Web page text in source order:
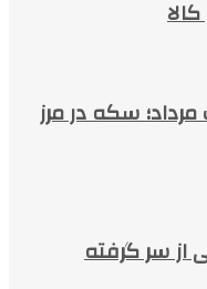
سکه در مرز
از سر گرفته